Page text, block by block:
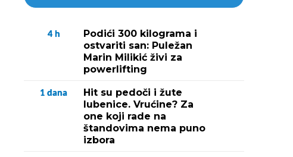
4 h
Podići 300 kilograma i
ostvariti san: Puležan
Marin Milikić živi za
powerlifting
1 dana
Hit su pedoči i žute
lubenice. Vrućine? Za
one koji rade na
štandovima nema puno
izbora